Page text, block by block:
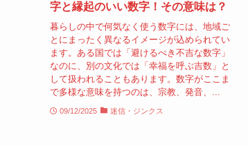
字と縁起のいい数字！その意味は？
暮らしの中で何気なく使う数字には、地域ご
とにまったく異なるイメージが込められてい
ます。ある国では「避けるべき不吉な数字」
なのに、別の文化では「幸福を呼ぶ吉数」と
して扱われることもあります。数字がここま
で多様な意味を持つのは、宗教、発音、...
09/12/2025 迷信・ジンクス